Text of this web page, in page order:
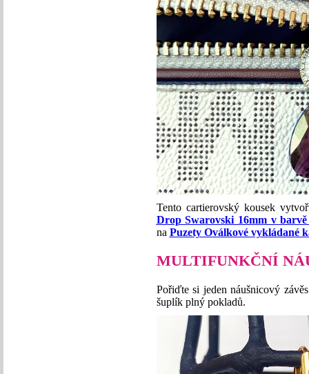
Tento cartierovský kousek
Drop Swarovski 16mm v
na Puzety Oválkové vykládané
MULTIFUNKČNÍ
Pořiďte si jeden náušnicový
šuplík plný pokladů.